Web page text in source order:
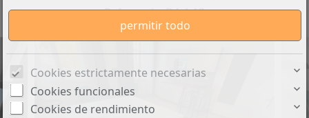
Referencia: DA 1.13
Cookies estrictamente necesarias
Cookies funcionales
Cookies de rendimiento